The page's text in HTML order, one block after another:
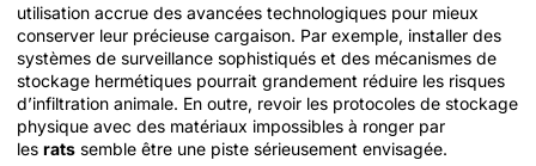
utilisation accrue des avancées technologiques pour mieux
conserver leur précieuse cargaison. Par exemple, installer des
systèmes de surveillance sophistiqués et des mécanismes de
stockage hermétiques pourrait grandement réduire les risques
d’infiltration animale. En outre, revoir les protocoles de stockage
physique avec des matériaux impossibles à ronger par
les rats semble être une piste sérieusement envisagée.